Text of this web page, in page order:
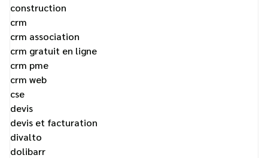
construction
crm
crm association
crm gratuit en ligne
crm pme
crm web
cse
devis
devis et facturation
divalto
dolibarr